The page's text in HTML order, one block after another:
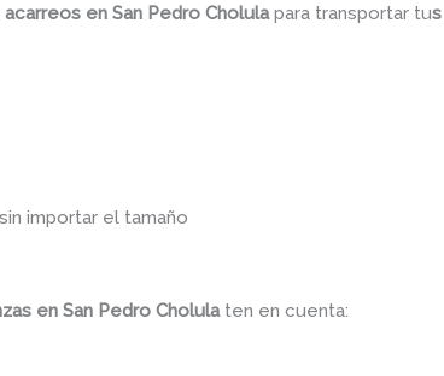
acarreos en San Pedro Cholulapara transportar tu
importar el tamaño
en San Pedro Cholula ten en cuenta: